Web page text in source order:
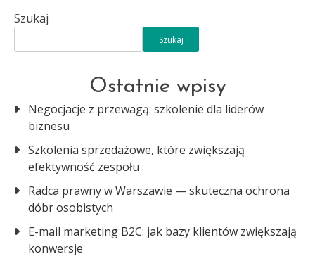
Szukaj
Szukaj
Ostatnie wpisy
Negocjacje z przewagą: szkolenie dla liderów
biznesu
Szkolenia sprzedażowe, które zwiększają
efektywność zespołu
Radca prawny w Warszawie — skuteczna ochrona
dóbr osobistych
E-mail marketing B2C: jak bazy klientów zwiększają
konwersje